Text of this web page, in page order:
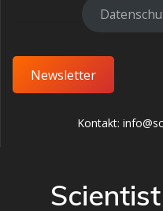
Newsletter
Kontakt: